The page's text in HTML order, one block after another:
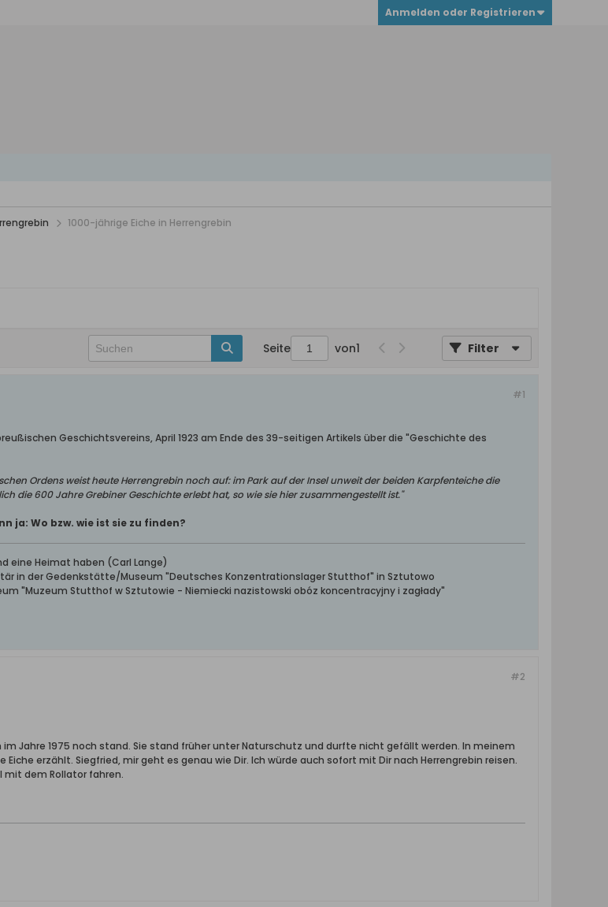
Anmelden oder Registrieren
1000-jährige Eiche in Herrengrebin
Seite von1 Filter
#1
Geschichtsvereins, April 1923 am Ende des 39-seitigen Artikels über die "Geschichte des
Ordens weist heute Herrengrebin noch auf: im Park auf der Insel unweit der beiden Karpfenteiche die
die 600 Jahre Grebiner Geschichte erlebt hat, so wie sie hier zusammengestellt ist."
ja: Wo bzw. wie ist sie zu finden?
eine Heimat haben (Carl Lange)
in der Gedenkstätte/Museum "Deutsches Konzentrationslager Stutthof" in Sztutowo
"Muzeum Stutthof w Sztutowie - Niemiecki nazistowski obóz koncentracyjny i zagłady"
#2
im Jahre 1975 noch stand. Sie stand früher unter Naturschutz und durfte nicht gefällt werden. In meinem
Eiche erzählt. Siegfried, mir geht es genau wie Dir. Ich würde auch sofort mit Dir nach Herrengrebin reisen.
mit dem Rollator fahren.